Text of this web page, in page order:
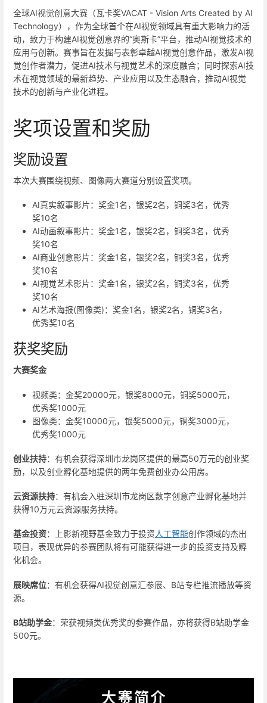
全球AI视觉创意大赛（瓦卡奖VACAT - Vision Arts Created by AI
Technology），作为全球首个在AI视觉领域具有重大影响力的活
动，致力于构建AI视觉创意界的“奥斯卡”平台，推动AI视觉技术的
应用与创新。赛事旨在发掘与表彰卓越AI视觉创意作品，激发AI视
觉创作者潜力，促进AI技术与视觉艺术的深度融合；同时探索AI技
术在视觉领域的最新趋势、产业应用以及生态融合，推动AI视觉
技术的创新与产业化进程。
奖项设置和奖励
奖励设置
本次大赛围绕视频、图像两大赛道分别设置奖项。
AI真实叙事影片：奖金1名，银奖2名，铜奖3名，优秀
奖10名
AI动画叙事影片：奖金1名，银奖2名，铜奖3名，优秀
奖10名
AI商业创意影片：奖金1名，银奖2名，铜奖3名，优秀
奖10名
AI视觉艺术影片：奖金1名，银奖2名，铜奖3名，优秀
奖10名
AI艺术海报(图像类)：奖金1名，银奖2名，铜奖3名，
优秀奖10名
获奖奖励
大赛奖金
视频类：金奖20000元，银奖8000元，铜奖5000元，
优秀奖1000元
图像类：金奖10000元，银奖5000元，铜奖3000元，
优秀奖1000元
创业扶持：有机会获得深圳市龙岗区提供的最高50万元的创业奖
励，以及创业孵化基地提供的两年免费创业办公用房。
云资源扶持：有机会入驻深圳市龙岗区数字创意产业孵化基地并
获得10万元云资源服务扶持。
基金投资：上影新视野基金致力于投资人工智能创作领域的杰出
项目，表现优异的参赛团队将有可能获得进一步的投资支持及孵
化机会。
展映席位：有机会获得AI视觉创意汇参展、B站专栏推流播放等资
源。
B站助学金：荣获视频类优秀奖的参赛作品，亦将获得B站助学金
500元。